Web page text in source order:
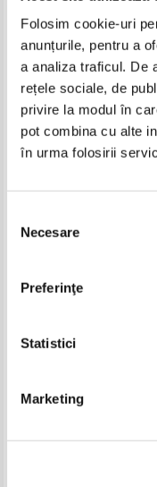
Folosim cookie-uri
anunțurile, pentru a
a analiza traficul. De
rețele sociale, de
privire la modul în
pot combina cu alte
în urma folosirii
consimțământului
Necesare
Preferinţe
Statistici
Marketing